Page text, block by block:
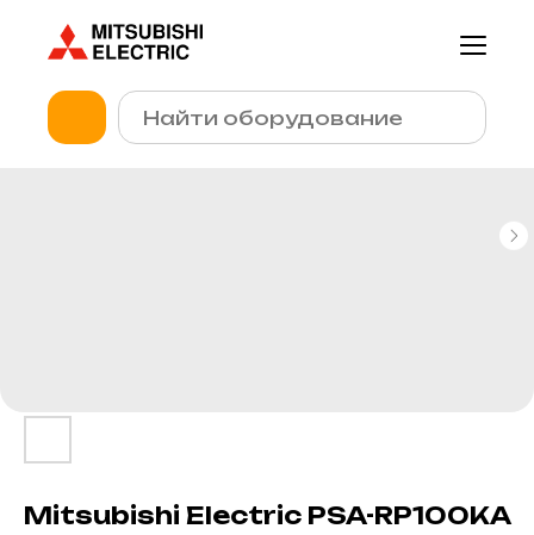
Mitsubishi Electric PSA-RP100KA